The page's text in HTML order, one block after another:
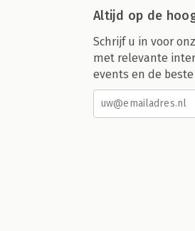
Altijd op de
Schrijf u in voor
met relevante
events en de